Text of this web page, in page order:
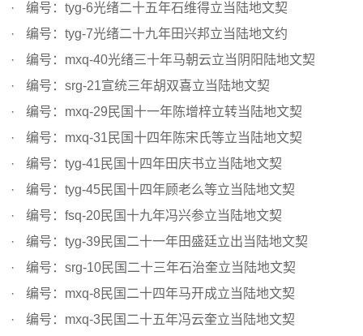
编号：tyg-6光绪二十五年石维得立当陆地文契
编号：tyg-7光绪二十九年田兴邦立当陆地文约
编号：mxq-40光绪三十年马朝云立当阴阳陆地文契
编号：srg-21宣统三年胡双喜立当陆地文契
编号：mxq-29民国十一年陈增梓立转当陆地文契
编号：mxq-31民国十四年陈宋氏等立当陆地文契
编号：tyg-41民国十四年田庆书立当陆地文契
编号：tyg-45民国十四年顾老么等立当陆地文契
编号：fsq-20民国十九年冯兴参立当陆地文契
编号：tyg-39民国二十一年田盛廷立出当陆地文契
编号：srg-10民国二十三年石治奎立当陆地文契
编号：mxq-8民国二十四年马开成立当陆地文契
编号：mxq-3民国二十五年冯云奎立当陆地文契